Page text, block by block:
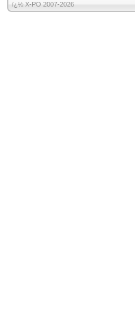
ï¿½ X-PO 2007-2026